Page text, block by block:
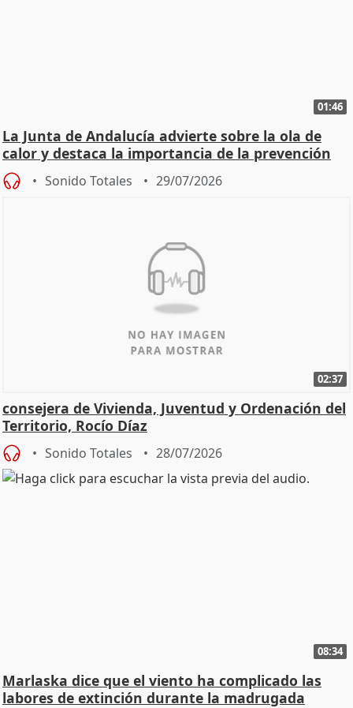
01:46
La Junta de Andalucía advierte sobre la ola de
calor y destaca la importancia de la prevención
Sonido Totales 29/07/2026
02:37
consejera de Vivienda, Juventud y Ordenación del
Territorio, Rocío Díaz
Sonido Totales 28/07/2026
08:34
Marlaska dice que el viento ha complicado las
labores de extinción durante la madrugada